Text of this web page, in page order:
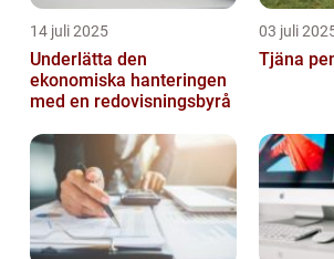
14 juli 2025
Underlätta den
ekonomiska hanteringen
med en redovisningsbyrå
03 juli
Tjäna